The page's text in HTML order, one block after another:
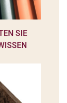
SIE